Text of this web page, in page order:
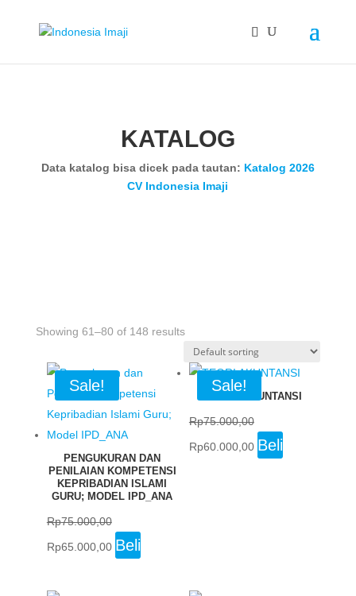
KATALOG
Data katalog bisa dicek pada tautan: Katalog 2026
CV Indonesia Imaji
Showing 61–80 of 148 results
Sale!
PENGUKURAN DAN
PENILAIAN KOMPETENSI
KEPRIBADIAN ISLAMI
GURU; MODEL IPD_ANA
Rp75.000,00
Original
Rp65.000,00Current
price
Beli
Sale!
TEORI AKUNTANSI
Rp75.000,00
Original
Rp60.000,00Current
price
Beli